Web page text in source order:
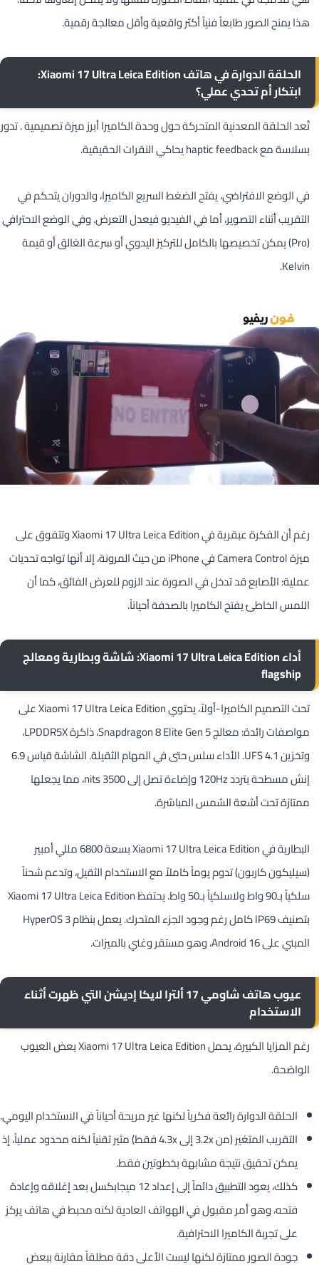
هذا يمنح الصور طابعاً فنياً أكثر واقعية وأقل معالجة رقمية.
الحلقة الدوارة في هاتف Xiaomi 17 Ultra Leica Edition:
ابتكار أم تحدي عملي؟
تُعد الحلقة المعدنية المتحركة حول وحدة الكاميرا أبرز ميزة تصميمية . تدور
بسلاسة مع haptic feedback يحاكي النقرات الحقيقية.
في الوضع الافتراضي، يفتح الضغط السريع الكاميرا، والدوران يتحكم في
التقريب أثناء التصوير، أما في الفيديو فيعدل التعرض. وفي الوضع الاحترافي
(Pro) يمكن تخصيصها بالكامل للتركيز اليدوي أو سرعة الغالق أو قيمة
Kelvin.
رغم أن الفكرة عبقرية في Xiaomi 17 Ultra Leica Edition وتتفوق على
ميزة Camera Control في iPhone من حيث المرونة، إلا أنها تواجه تحديات
عملية: الأصابع قد تدخل في الصورة عند الزوم للعرض الفائق، كما أن
اللمس الخاطئ يفتح الكاميرا بالصدفة أحياناً.
أداء Xiaomi 17 Ultra Leica Edition: شاشة وبطارية ومعالج
flagship
تحت التصميم الكاميرا-أولاً، يحتوي Xiaomi 17 Ultra Leica Edition على
مواصفات رائدة: معالج Snapdragon 8 Elite Gen 5، ذاكرة LPDDR5X،
وتخزين UFS 4.1. الأداء سلس حتى في المهام الثقيلة. الشاشة قياس 6.9
إنش مسطحة بتردد 120Hz وإضاءة تصل إلى 3500 nits، مما يجعلها
ممتازة تحت أشعة الشمس المباشرة.
البطارية في Xiaomi 17 Ultra Leica Edition بسعة 6800 مللي أمبير
(سيليكون كاربون) تدوم يوماً كاملاً مع الاستخدام الثقيل، وتدعم شحناً
سلكياً بـ90 واط ولاسلكياً بـ50 واط. يحتفظ Xiaomi 17 Ultra Leica Edition
بتصنيف IP69 كامل رغم وجود الجزء المتحرك. يعمل بنظام HyperOS 3
المبني على Android 16، وهو مستقر وغني بالميزات.
عيوب هاتف شاومي 17 ألترا لايكا إديشن
التي ظهرت أثناء
الاستخدام
رغم المزايا الكبيرة، يحمل Xiaomi 17 Ultra Leica Edition بعض العيوب
الواضحة.
الحلقة الدوارة رائعة فكرياً لكنها غير مريحة أحياناً في الاستخدام اليومي.
التقريب المتغير (من 3.2x إلى 4.3x فقط) مثير تقنياً لكنه محدود عملياً، إذ
يمكن تحقيق نتيجة مشابهة بخطوتين فقط.
كذلك، يعود التطبيق دائماً إلى إعداد 12 ميجابكسل بعد إغلاقه وإعادة
فتحه، وهو أمر مقبول في الهواتف العادية لكنه محبط في هاتف يركز
على تجربة الكاميرا الاحترافية.
جودة الصور ممتازة لكنها ليست الأعلى دقة مطلقاً مقارنة ببعض